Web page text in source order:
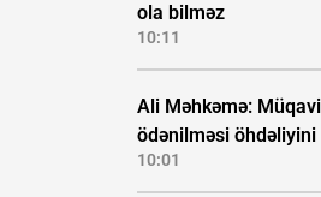
ola bilməz
10:11
Ali Məhkəmə:
ödənilməsi öhdəliyini
10:01